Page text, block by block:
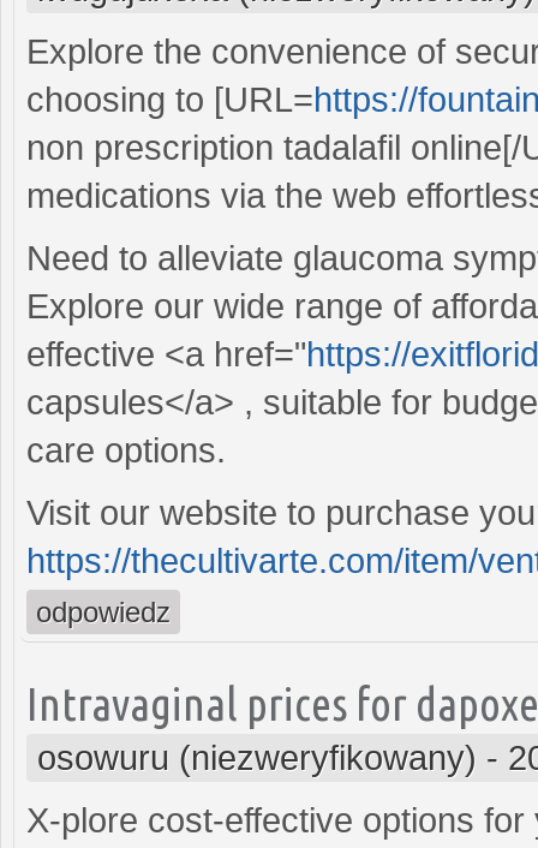
Explore the convenience of
choosing to [URL=https://
non prescription tadalafil
medications via the web
Need to alleviate glaucoma
Explore our wide range of
effective <a href="https://
capsules</a> , suitable for
care options.
Visit our website to purchase
https://thecultivarte.com/item/
odpowiedz
Intravaginal prices for
osowuru (niezweryfikowany) -
X-plore cost-effective options